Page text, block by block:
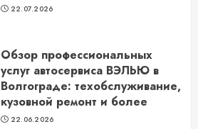
22.07.2026
Обзор профессиональных
услуг автосервиса ВЭЛЬЮ в
Волгограде: техобслуживание,
кузовной ремонт и более
22.06.2026